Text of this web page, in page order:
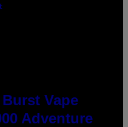
Burst Vape
Adventure